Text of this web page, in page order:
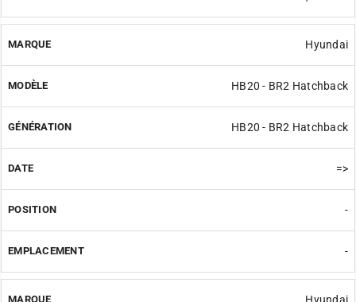
Hyundai
HB20 - BR2 Hatchback
HB20 - BR2 Hatchback
=>
-
-